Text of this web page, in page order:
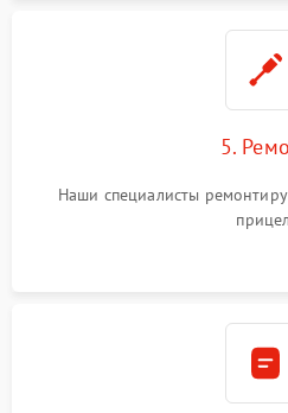
5.
Наши специалисты